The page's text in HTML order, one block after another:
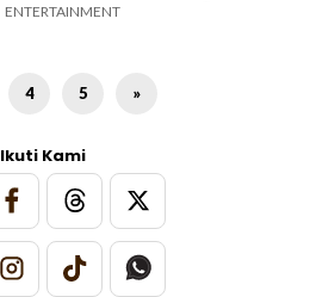
ENTERTAINMENT
4 5 »
Ikuti Kami